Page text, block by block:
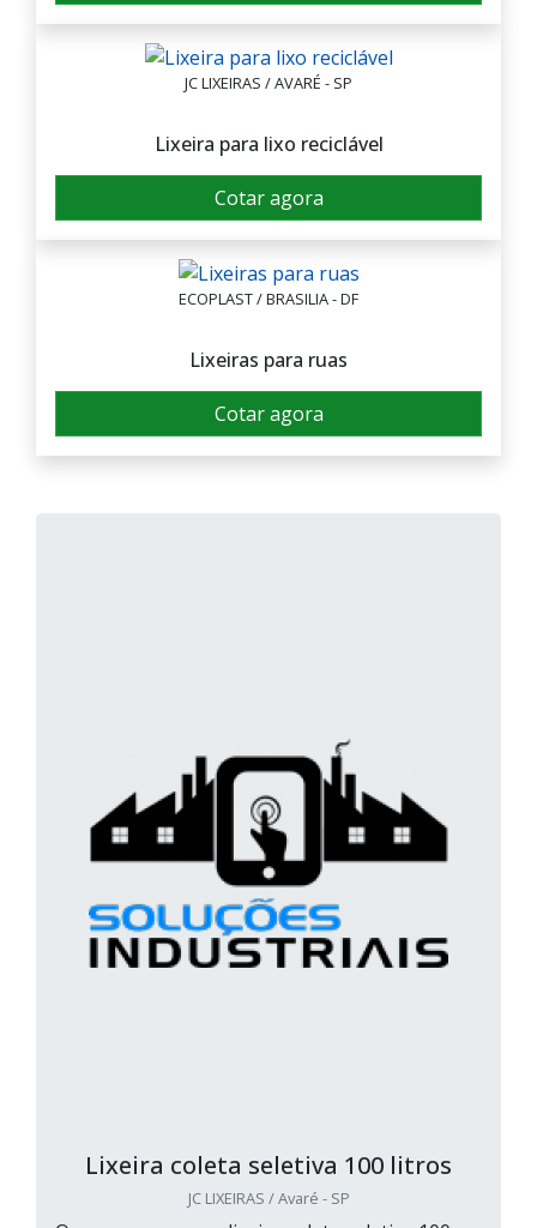
JC LIXEIRAS / AVARÉ - SP
Lixeira para lixo reciclável
Cotar agora
ECOPLAST / BRASILIA - DF
Lixeiras para ruas
Cotar agora
Lixeira coleta seletiva 100 litros
JC LIXEIRAS / Avaré - SP